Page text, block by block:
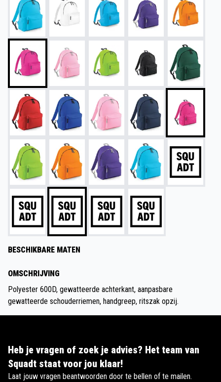
BESCHIKBARE MATEN
OMSCHRIJVING
Polyester 600D, gewatteerde achterkant, aanpasbare
gewatteerde schouderriemen, handgreep, ritszak opzij.
Heb je vragen of zoek je advies? Het team van
Squadt staat voor jou klaar!
Laat jouw vragen beantwoorden door te bellen of te mailen.